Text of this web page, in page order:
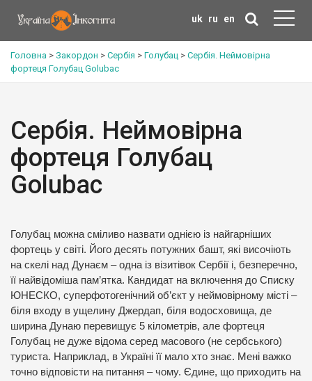
uk ru en
Головна > Закордон > Сербія > Голубац > Сербія. Неймовірна
фортеця Голубац Golubac
Сербія. Неймовірна
фортеця Голубац
Golubac
Голубац можна сміливо назвати однією із найгарніших
фортець у світі. Його десять потужних башт, які височіють
на скелі над Дунаєм – одна із візитівок Сербії і, безперечно,
її найвідоміша пам’ятка. Кандидат на включення до Списку
ЮНЕСКО, суперфотогенічний об’єкт у неймовірному місті –
біля входу в ущелину Джердап, біля водосховища, де
ширина Дунаю перевищує 5 кілометрів, але фортеця
Голубац не дуже відома серед масового (не сербського)
туриста. Наприклад, в Україні її мало хто знає. Мені важко
точно відповісти на питання – чому. Єдине, що приходить на